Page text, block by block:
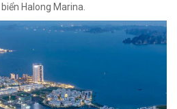
Halong Marina.